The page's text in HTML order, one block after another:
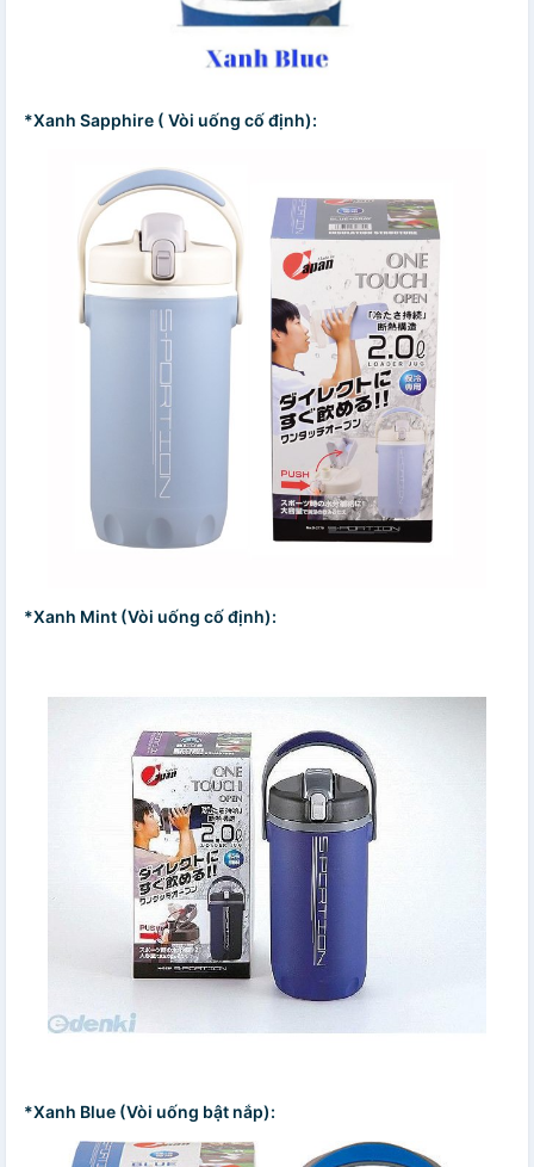
*Xanh Sapphire ( Vòi uống cố định):
*Xanh Mint (Vòi uống cố định):
*Xanh Blue (Vòi uống bật nắp):